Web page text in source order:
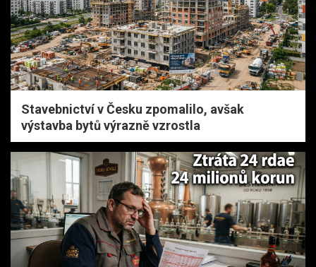
Stavebnictví v Česku zpomalilo, avšak
výstavba bytů výrazně vzrostla